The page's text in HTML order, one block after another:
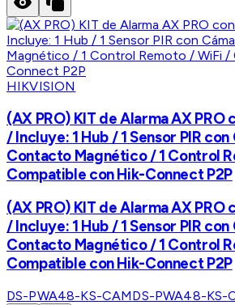
HIKVISION
(AX PRO) KIT de Alarma AX PRO
/ Incluye: 1 Hub / 1 Sensor PIR con
Contacto Magnético / 1 Control
Compatible con Hik-Connect P2P
(AX PRO) KIT de Alarma AX PRO
/ Incluye: 1 Hub / 1 Sensor PIR con
Contacto Magnético / 1 Control
Compatible con Hik-Connect P2P
DS-PWA48-KS-CAMDS-PWA48-KS-